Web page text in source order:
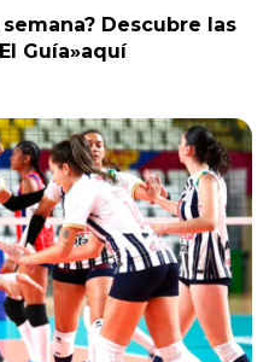
Descubre las
Guía»aquí